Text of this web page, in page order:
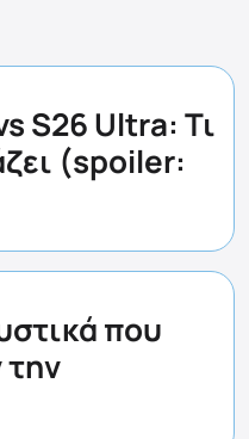
S26 Ultra: Τι
(spoiler:
που